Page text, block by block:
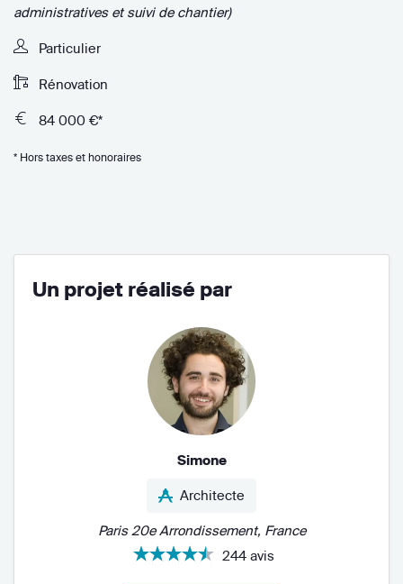
administratives et suivi de chantier)
Particulier
Rénovation
84 000 €*
* Hors taxes et honoraires
Un projet réalisé par
Simone
Architecte
Paris 20e Arrondissement, France
244 avis